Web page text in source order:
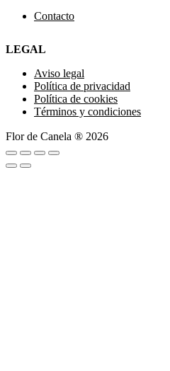
Contacto
LEGAL
Aviso legal
Política de privacidad
Política de cookies
Términos y condiciones
Flor de Canela ® 2026